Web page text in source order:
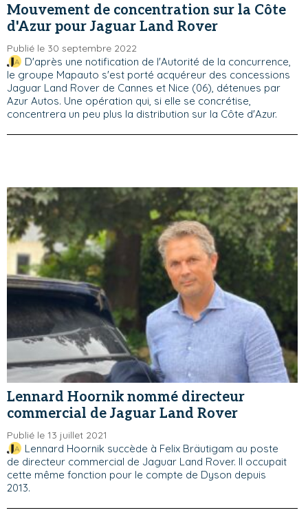
Mouvement de concentration sur la Côte
d'Azur pour Jaguar Land Rover
Publié le 30 septembre 2022
D'après une notification de l'Autorité de la concurrence,
le groupe Mapauto s'est porté acquéreur des concessions
Jaguar Land Rover de Cannes et Nice (06), détenues par
Azur Autos. Une opération qui, si elle se concrétise,
concentrera un peu plus la distribution sur la Côte d'Azur.
Lennard Hoornik nommé directeur
commercial de Jaguar Land Rover
Publié le 13 juillet 2021
Lennard Hoornik succède à Felix Bräutigam au poste
de directeur commercial de Jaguar Land Rover. Il occupait
cette même fonction pour le compte de Dyson depuis
2013.